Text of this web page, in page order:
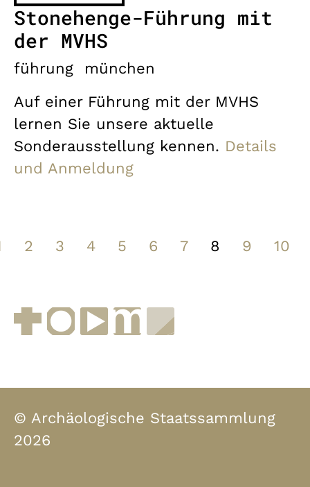
Stonehenge-Führung mit
der MVHS
führung
münchen
Auf einer Führung mit der MVHS
lernen Sie unsere aktuelle
Sonderausstellung kennen. Details
und Anmeldung
2 3 4 5 6 7 8 9 10
Facebook
Instagram
YouTubemuenchen.de
Museen in Bayern
© Archäologische Staatssammlung
2026